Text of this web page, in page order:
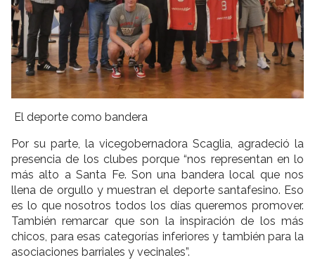
El deporte como bandera
Por su parte, la vicegobernadora Scaglia, agradeció la
presencia de los clubes porque “nos representan en lo
más alto a Santa Fe. Son una bandera local que nos
llena de orgullo y muestran el deporte santafesino. Eso
es lo que nosotros todos los días queremos promover.
También remarcar que son la inspiración de los más
chicos, para esas categorías inferiores y también para la
asociaciones barriales y vecinales”.